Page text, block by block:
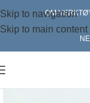
Skip to navigation
Skip to main content
OM